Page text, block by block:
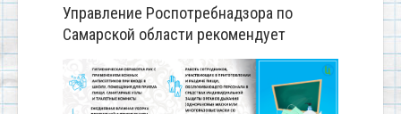
Управление Роспотребнадзора по
Самарской области рекомендует